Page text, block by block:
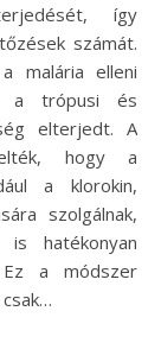
így
számát.
malária elleni
a trópusi és
elterjedt. A
hogy a
a klorokin,
szolgálnak,
hatékonyan
a módszer